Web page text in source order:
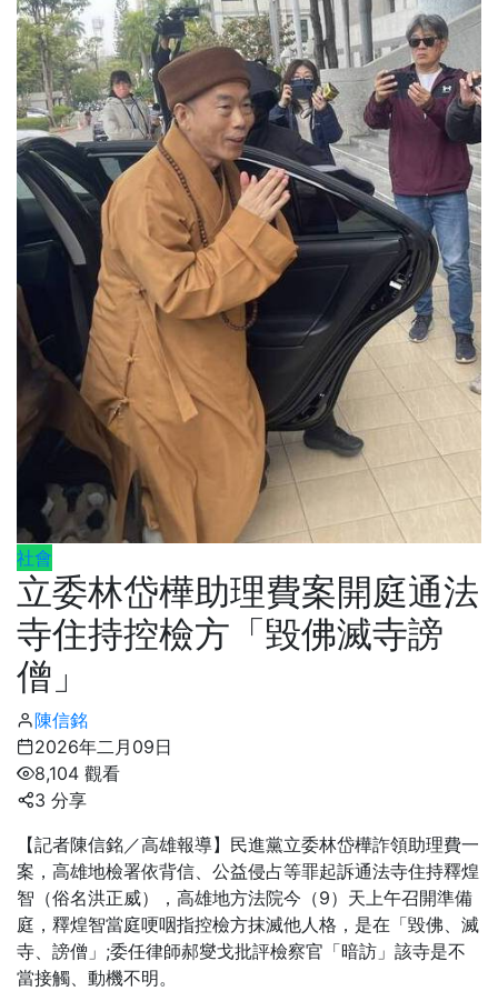
社會
立委林岱樺助理費案開庭通法
寺住持控檢方「毀佛滅寺謗
僧」
陳信銘
2026年二月09日
8,104 觀看
3 分享
【記者陳信銘／高雄報導】民進黨立委林岱樺詐領助理費一
案，高雄地檢署依背信、公益侵占等罪起訴通法寺住持釋煌
智（俗名洪正威），高雄地方法院今（9）天上午召開準備
庭，釋煌智當庭哽咽指控檢方抹滅他人格，是在「毀佛、滅
寺、謗僧」;委任律師郝燮戈批評檢察官「暗訪」該寺是不
當接觸、動機不明。